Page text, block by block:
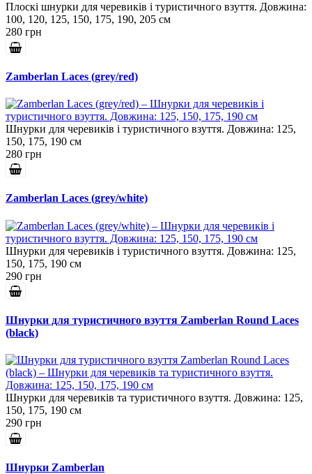
Плоскі шнурки для черевиків і туристичного взуття. Довжина:
100, 120, 125, 150, 175, 190, 205 см
280 грн
Zamberlan Laces (grey/red)
Шнурки для черевиків і туристичного взуття. Довжина: 125,
150, 175, 190 см
280 грн
Zamberlan Laces (grey/white)
Шнурки для черевиків і туристичного взуття. Довжина: 125,
150, 175, 190 см
290 грн
Шнурки для туристичного взуття Zamberlan Round Laces
(black)
Шнурки для черевиків та туристичного взуття. Довжина: 125,
150, 175, 190 см
290 грн
Шнурки Zamberlan